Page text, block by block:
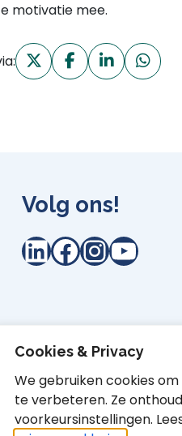
Cookies & Privacy
We gebruiken cookies
te verbeteren. Ze
voorkeursinstellingen.
motivatie mee.
Volg ons!
LinkedIn
Facebook